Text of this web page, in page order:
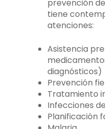
prevención
tiene
atenciones:
Asistencia
diagnósticos)
Prevención
Tratamiento
Infecciones
Planificación